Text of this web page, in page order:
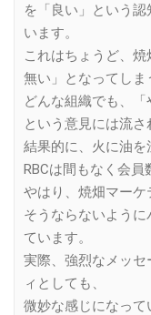
を「良い」という
います。
これはちょうど、
無い」となってしま
どんな組織でも、「
という意見には流さ
結果的に、火に油を
RBCは間もなく会員
やはり、焼畑マーケ
そうならないよう
ています。
実際、強烈なメッ
ィとしても、
微妙な感じになって